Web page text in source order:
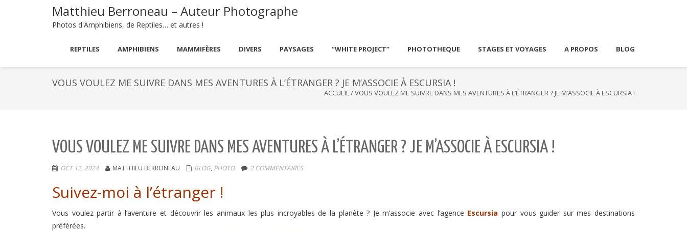
Matthieu Berroneau – Auteur Photographe
Photos d'Amphibiens, de Reptiles… et autres !
REPTILES AMPHIBIENS MAMMIFÈRES DIVERS PAYSAGES “WHITE PROJECT” PHOTOTHEQUE STAGES ET VOYAGES A PROPOS BLOG
VOUS VOULEZ ME SUIVRE DANS MES AVENTURES À L’ÉTRANGER ? JE M’ASSOCIE À ESCURSIA !
ACCUEIL/VOUS VOULEZ ME SUIVRE DANS MES AVENTURES À L’ÉTRANGER ? JE M’ASSOCIE À ESCURSIA !
VOUS VOULEZ ME SUIVRE DANS MES AVENTURES À L’ÉTRANGER ? JE M’ASSOCIE À ESCURSIA !
OCT 12, 2024 MATTHIEU BERRONEAU BLOG, PHOTO 2 COMMENTAIRES
Suivez-moi à l’étranger !
Vous voulez partir à l’aventure et découvrir les animaux les plus incroyables de la planète ? Je m’associe avec l’agence Escursia pour vous guider sur mes destinations
préférées.